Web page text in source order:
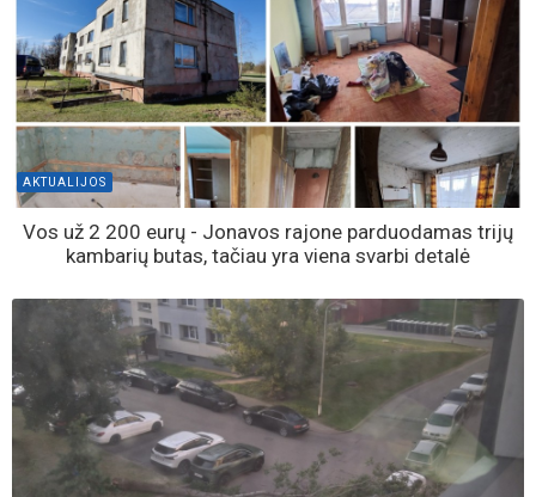
Jonavietis neslėpė pykčio: „Latrai sėdi, geria alų, o ten kur
geria, ten ir myža...“